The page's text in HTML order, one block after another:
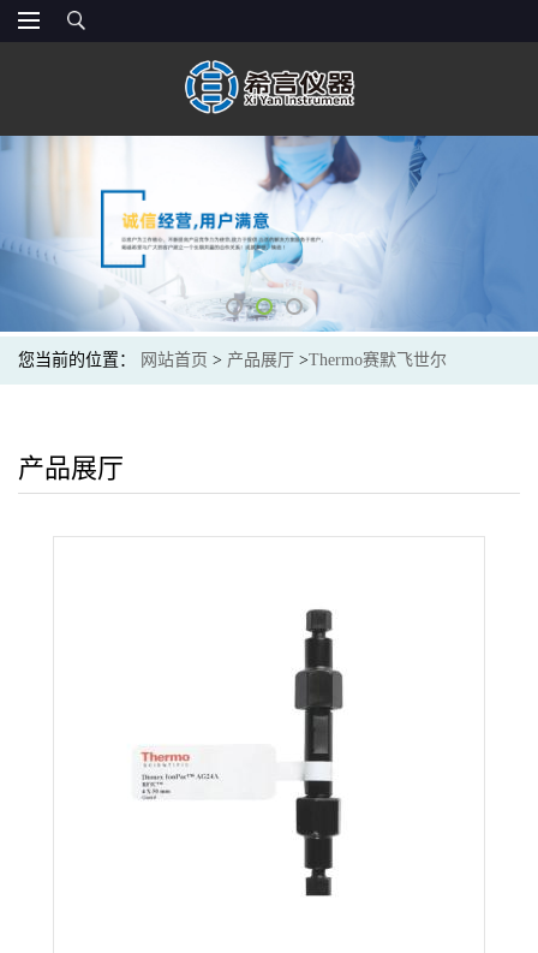
您当前的位置： 网站首页 > 产品展厅 >Thermo赛默飞世尔
产品展厅